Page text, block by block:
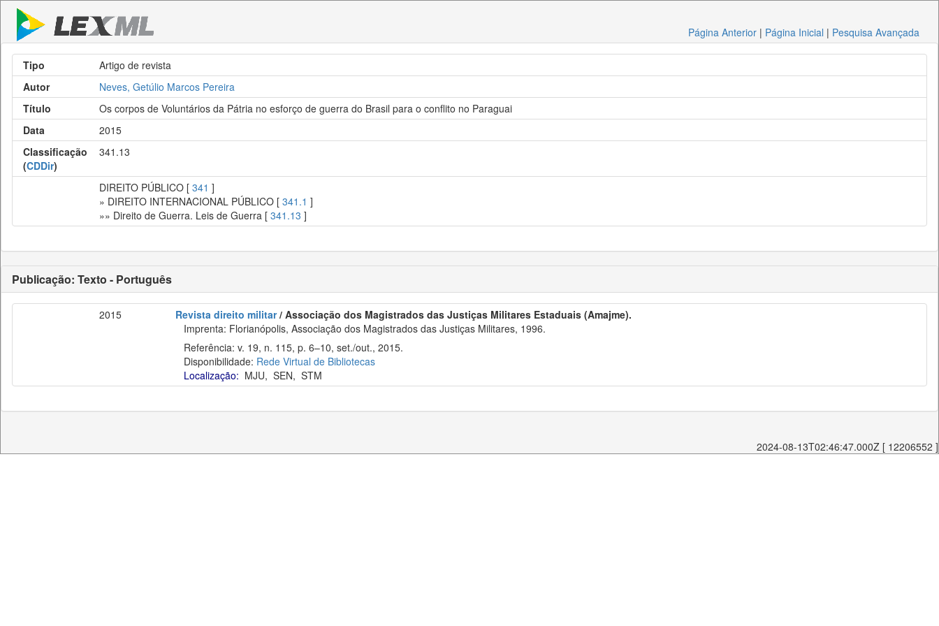
Página Anterior | Página Inicial | Pesquisa Avançada
Tipo
Artigo de revista
Autor
Neves, Getúlio Marcos Pereira
Título
Os corpos de Voluntários da Pátria no esforço de guerra do Brasil para o conflito no Paraguai
Data
2015
Classificação
(CDDir)
341.13
DIREITO PÚBLICO [ 341 ]
» DIREITO INTERNACIONAL PÚBLICO [ 341.1 ]
»» Direito de Guerra. Leis de Guerra [ 341.13 ]
Publicação: Texto - Português
2015 Revista direito militar/ Associação dos Magistrados das Justiças Militares Estaduais (Amajme).
Imprenta: Florianópolis, Associação dos Magistrados das Justiças Militares, 1996.
Referência: v. 19, n. 115, p. 6–10, set./out., 2015.
Disponibilidade: Rede Virtual de Bibliotecas
Localização: MJU, SEN, STM
2024-08-13T02:46:47.000Z [ 12206552 ]